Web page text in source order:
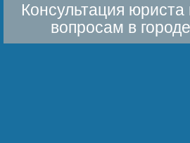
Консультация
вопросам в